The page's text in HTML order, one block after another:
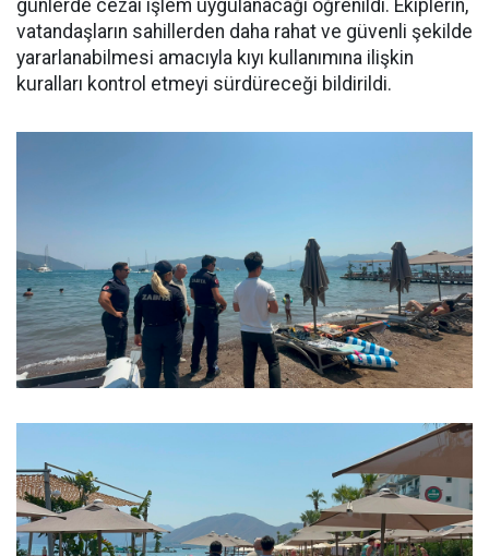
günlerde cezai işlem uygulanacağı öğrenildi. Ekiplerin,
vatandaşların sahillerden daha rahat ve güvenli şekilde
yararlanabilmesi amacıyla kıyı kullanımına ilişkin
kuralları kontrol etmeyi sürdüreceği bildirildi.